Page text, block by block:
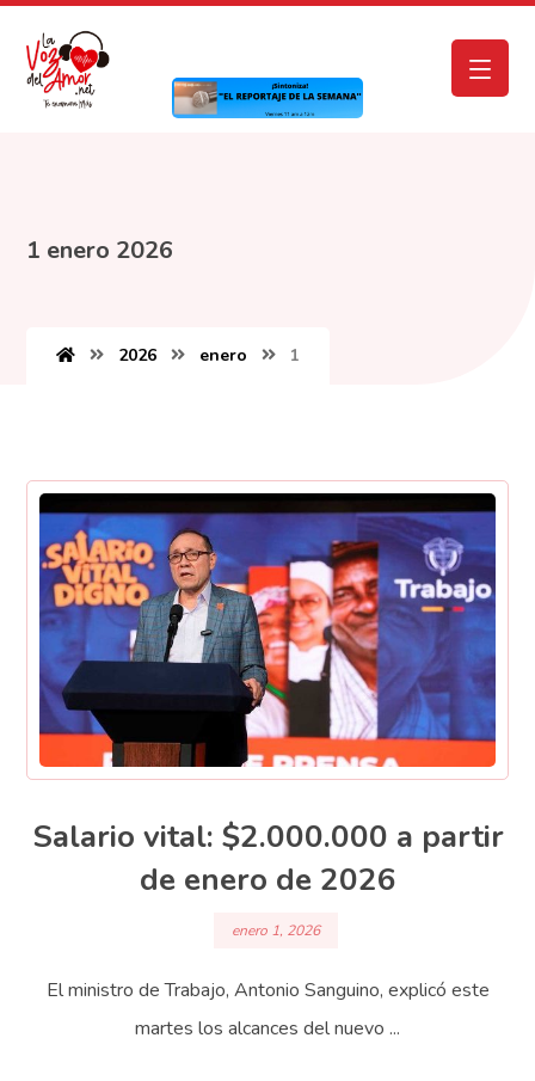
1 enero 2026
2026 enero 1
Salario vital: $2.000.000 a partir
de enero de 2026
enero 1, 2026
El ministro de Trabajo, Antonio Sanguino, explicó este
martes los alcances del nuevo ...